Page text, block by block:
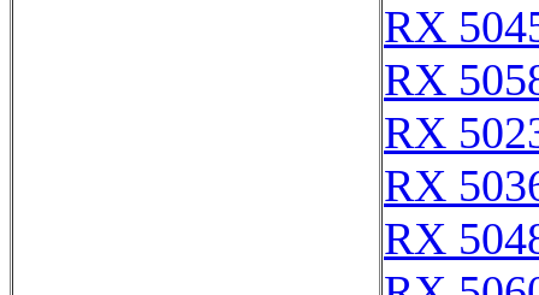
RX
RX
RX
RX
RX